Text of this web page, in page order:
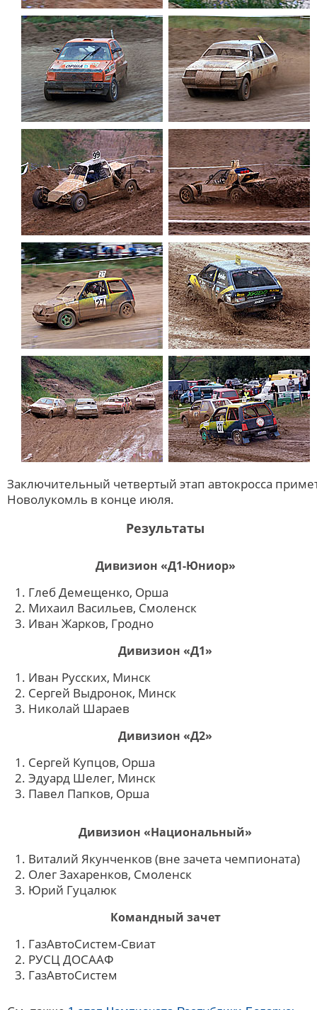
Заключительный четвертый этап автокросса
Новолукомль в конце июля.
Результаты
Дивизион «Д1-Юниор»
Глеб Демещенко, Орша
Михаил Васильев, Смоленск
Иван Жарков, Гродно
Дивизион «Д1»
Иван Русских, Минск
Сергей Выдронок, Минск
Николай Шараев
Дивизион «Д2»
Сергей Купцов, Орша
Эдуард Шелег, Минск
Павел Папков, Орша
Дивизион «Национальный»
Виталий Якунченков (вне зачета чемпионата)
Олег Захаренков, Смоленск
Юрий Гуцалюк
Командный зачет
ГазАвтоСистем-Свиат
РУСЦ ДОСААФ
ГазАвтоСистем